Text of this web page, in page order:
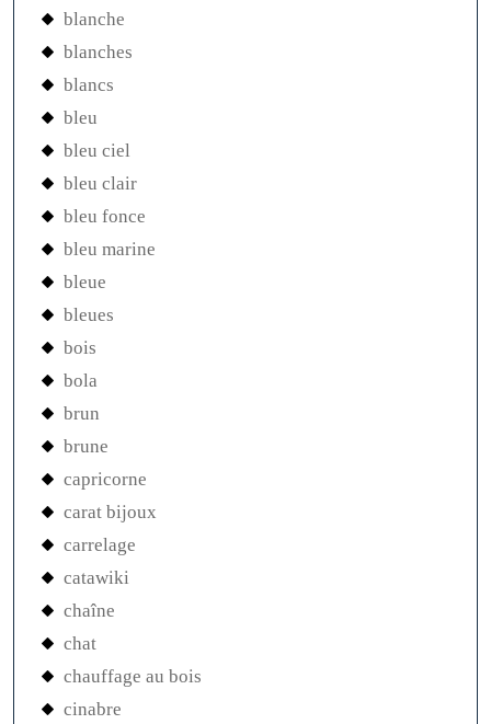
blanche
blanches
blancs
bleu
bleu ciel
bleu clair
bleu fonce
bleu marine
bleue
bleues
bois
bola
brun
brune
capricorne
carat bijoux
carrelage
catawiki
chaîne
chat
chauffage au bois
cinabre